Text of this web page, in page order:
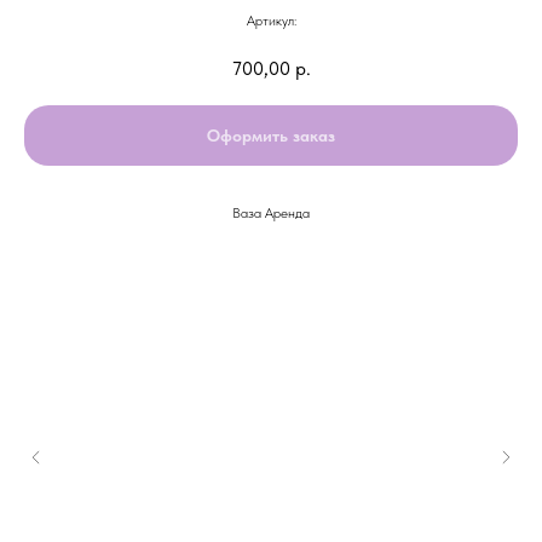
Артикул:
700,00 р.
Оформить заказ
Ваза Аренда